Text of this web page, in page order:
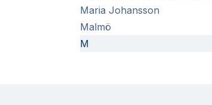
Maria Johansson
Malmö
M